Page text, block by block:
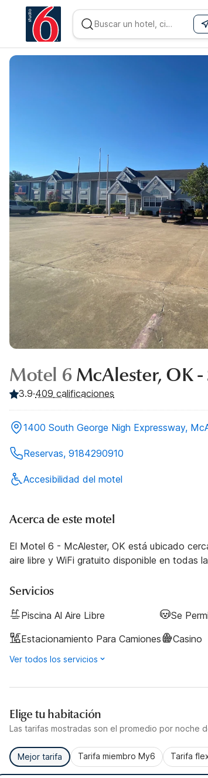
Motel 6 McAlester, OK
3.9·409 calificaciones
1400 South George Nigh Expressway,
Reservas, 9184290910
Accesibilidad del motel
Acerca de este motel
El Motel 6 - McAlester, OK está ubicado
aire libre y WiFi gratuito disponible en todas
Servicios
Piscina Al Aire Libre Se
Estacionamiento Para Camiones
Casino
Ver todos los servicios
Elige tu habitación
Las tarifas mostradas son el promedio por noche
Mejor tarifa Tarifa miembro My6 Tarifa